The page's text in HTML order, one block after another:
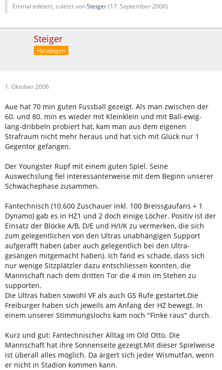
Einmal editiert, zuletzt vonSteiger(17. September 2006)
Steiger
Haudegen
1. Oktober 2006
Aue hat 70 min guten Fussball gezeigt. Als man zwischen der
60. und 80. min es wieder mit Kleinklein und mit Ball-ewig-
lang-dribbeln probiert hat, kam man aus dem eigenen
Strafraum nicht mehr heraus und hat sich mit Glück nur 1
Gegentor gefangen.
Der Youngster Rupf mit einem guten Spiel. Seine
Auswechslung fiel interessanterweise mit dem Beginn unserer
Schwächephase zusammen.
Fantechnisch (10.600 Zuschauer inkl. 100 Breissgaufans + 1
Dynamo) gab es in HZ1 und 2 doch einige Löcher. Positiv ist der
Einsatz der Blöcke A/B, D/E und H/I/K zu vermerken, die sich
zum gelegentlichen von den Ultras unabhängigen Support
aufgerafft haben (aber auch gelegentlich bei den Ultra-
gesängen mitgemacht haben). Ich fand es schade, dass sich
nur wenige Sitzplätzler dazu entschliessen konnten, die
Mannschaft nach dem dritten Tor die 4 min im Stehen zu
supporten.
Die Ultras haben sowohl VF als auch GS Rufe gestartet.Die
Freiburger haben sich jeweils am Anfang der HZ bewegt. In
einem unserer Stimmungslochs kam noch "Finke raus" durch.
Kurz und gut: Fantechnischer Alltag im Old Otto. Die
Mannschaft hat ihre Sonnenseite gezeigt.Mit dieser Spielweise
ist überall alles möglich. Da ärgert sich jeder Wismutfan, wenn
er nicht in Stadion kommen kann.